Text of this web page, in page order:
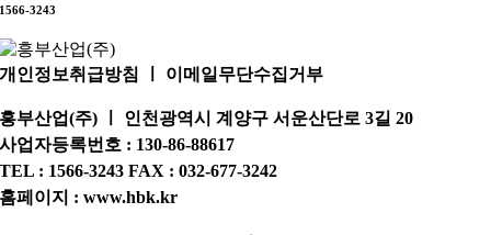
1566-3243
개인정보취급방침 ㅣ 이메일무단수집거부
흥부산업(주) ㅣ 인천광역시 계양구 서운산단로 3길 20
사업자등록번호 : 130-86-88617
TEL : 1566-3243 FAX : 032-677-3242
홈페이지 : www.hbk.kr